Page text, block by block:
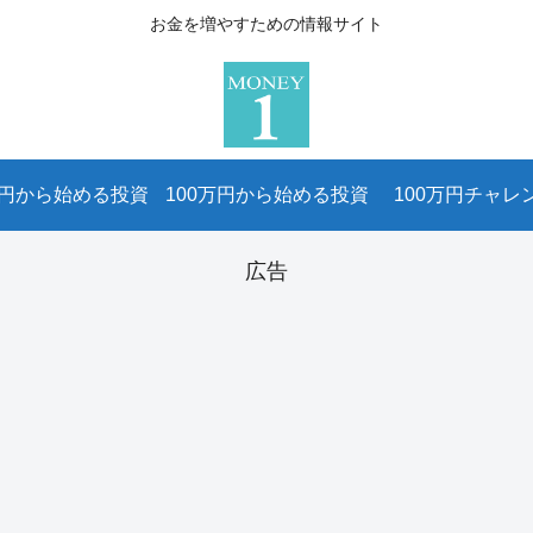
お金を増やすための情報サイト
から始める投資 100万円から始める投資 100万円チャレ
広告